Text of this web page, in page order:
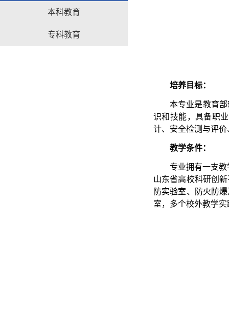
本科教育
专科教育
培养目标：
本专业是教育
识和技能，具备职
计、安全检测与评
教学条件：
专业拥有一支
山东省高校科研创
防实验室、防火防
室，多个校外教学